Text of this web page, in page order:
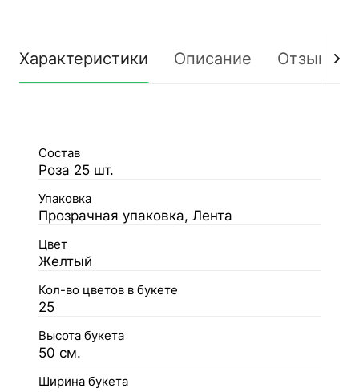
Характеристики Описание Отзывы
Состав
Роза 25 шт.
Упаковка
Прозрачная упаковка, Лента
Цвет
Желтый
Кол-во цветов в букете
25
Высота букета
50 см.
Ширина букета